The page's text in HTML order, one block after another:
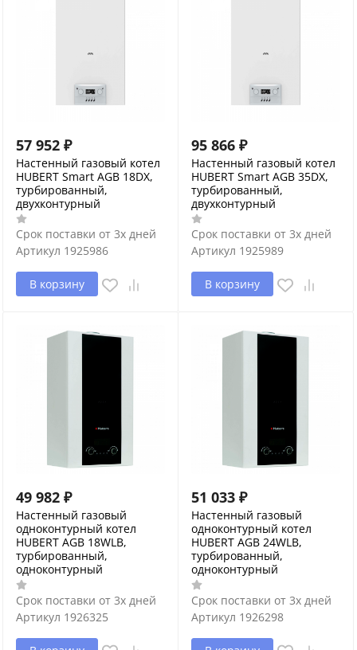
57 952 ₽
Настенный газовый котел
HUBERT Smart AGB 18DX,
турбированный,
двухконтурный
Срок поставки от 3х дней
Артикул 1925986
В корзину
95 866 ₽
Настенный газовый котел
HUBERT Smart AGB 35DX,
турбированный,
двухконтурный
Срок поставки от 3х дней
Артикул 1925989
В корзину
49 982 ₽
Настенный газовый
одноконтурный котел
HUBERT AGB 18WLB,
турбированный,
одноконтурный
Срок поставки от 3х дней
Артикул 1926325
51 033 ₽
Настенный газовый
одноконтурный котел
HUBERT AGB 24WLB,
турбированный,
одноконтурный
Срок поставки от 3х дней
Артикул 1926298